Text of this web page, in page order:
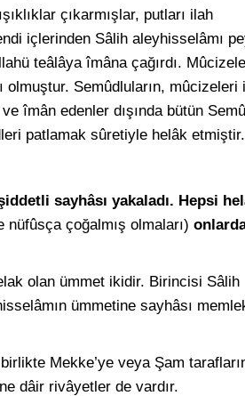
çıkarmışlar, putları ilah
içlerinden Sâlih aleyhisselâmı
teâlâya îmâna çağırdı.
olmuştur. Semûdluların, mûcizeleri
îmân edenler dışında bütün
patlamak sûretiyle helâk etmiştir.
sayhâsı yakaladı. Hepsi
çoğalmış olmaları)
olan ümmet ikidir. Birincisi Sâlih
ümmetine sayhâsı
Mekke’ye veya Şam
dâir rivâyetler de vardır.